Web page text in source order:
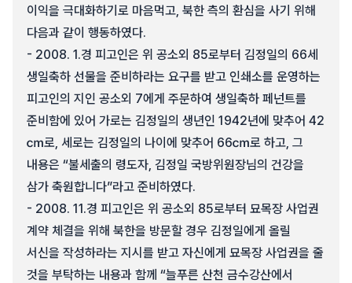
이익을 극대화하기로 마음먹고, 북한 측의 환심을 사기 위해
다음과 같이 행동하였다.
- 2008. 1.경 피고인은 위 공소외 85로부터 김정일의 66세
생일축하 선물을 준비하라는 요구를 받고 인쇄소를 운영하는
피고인의 지인 공소외 7에게 주문하여 생일축하 페넌트를
준비함에 있어 가로는 김정일의 생년인 1942년에 맞추어 42
㎝로, 세로는 김정일의 나이에 맞추어 66㎝로 하고, 그
내용은 “불세출의 령도자, 김정일 국방위원장님의 건강을
삼가 축원합니다”라고 준비하였다.
- 2008. 11.경 피고인은 위 공소외 85로부터 묘목장 사업권
계약 체결을 위해 북한을 방문할 경우 김정일에게 올릴
서신을 작성하라는 지시를 받고 자신에게 묘목장 사업권을 줄
것을 부탁하는 내용과 함께 “늘푸른 산천 금수강산에서